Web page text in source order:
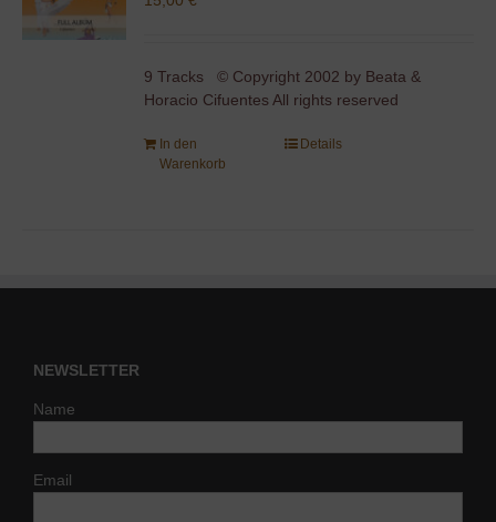
9 Tracks © Copyright 2002 by Beata &
Horacio Cifuentes All rights reserved
In den
Warenkorb
Details
NEWSLETTER
Name
Email